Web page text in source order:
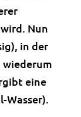
Nun
in der
wiederum
eine
Wasser).